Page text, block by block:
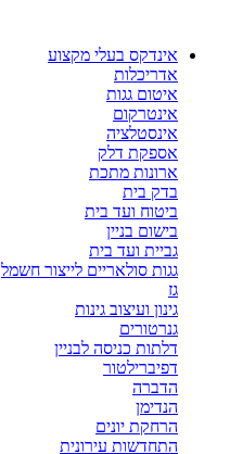
אינדקס בעלי מקצוע
אדריכלות
איטום גגות
אינטרקום
אינסטלציה
אספקת דלק
ארונות מתכת
בדק בית
ביטוח ועד בית
בישום בניין
גביית ועד בית
גגות סולאריים לייצור חשמל
גז
גינון ועיצוב גינות
גנרטורים
דלתות כניסה לבניין
דפיברילטור
הדברה
הנדימן
הרחקת יונים
התחדשות עירונית